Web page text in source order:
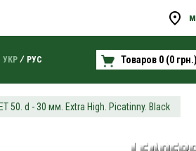
УКР РУС Товаров 0 (0 грн.)
50. d - 30 мм. Extra High. Picatinny. Black